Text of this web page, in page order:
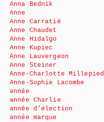
Anna Bednik
Anne
Anne Carratié
Anne Chaudet
Anne Hidalgo
Anne Kupiec
Anne Lauvergeon
Anne Steiner
Anne-Charlotte Millepied
Anne-Sophie Lacombe
année
année Charlie
année d’élection
année marque